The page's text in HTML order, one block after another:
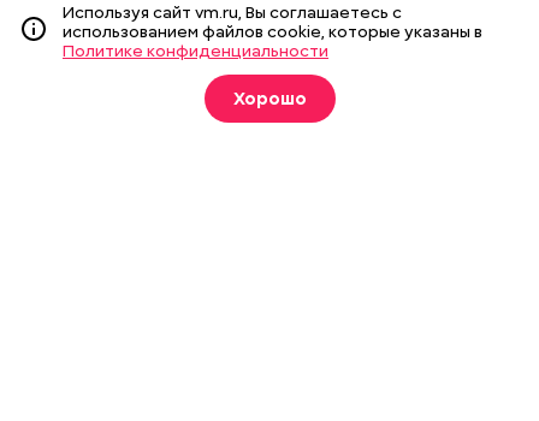
Издание создано при финансовой поддержке Департамента
средств массовой информации и рекламы города Москвы.
На сайте применяются рекомендательные технологии
(информационные технологии предоставления информации
на основе сбора, систематизации и анализа сведений,
Используя сайт vm.ru, Вы соглашаетесь с
использованием файлов cookie, которые указаны в
Политике конфиденциальности
Хорошо